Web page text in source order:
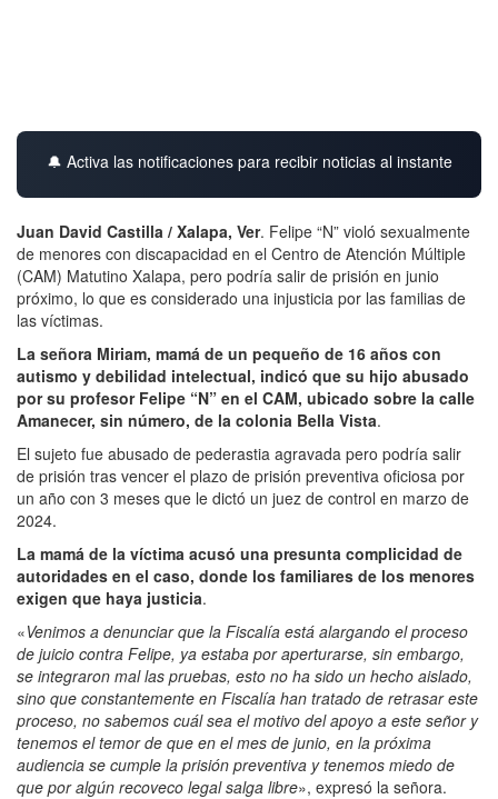
🔔 Activa las notificaciones para recibir noticias al instante
Juan David Castilla / Xalapa, Ver. Felipe “N” violó sexualmente
de menores con discapacidad en el Centro de Atención Múltiple
(CAM) Matutino Xalapa, pero podría salir de prisión en junio
próximo, lo que es considerado una injusticia por las familias de
las víctimas.
La señora Miriam, mamá de un pequeño de 16 años con
autismo y debilidad intelectual, indicó que su hijo abusado
por su profesor Felipe “N” en el CAM, ubicado sobre la calle
Amanecer, sin número, de la colonia Bella Vista.
El sujeto fue abusado de pederastia agravada pero podría salir
de prisión tras vencer el plazo de prisión preventiva oficiosa por
un año con 3 meses que le dictó un juez de control en marzo de
2024.
La mamá de la víctima acusó una presunta complicidad de
autoridades en el caso, donde los familiares de los menores
exigen que haya justicia.
«Venimos a denunciar que la Fiscalía está alargando el proceso
de juicio contra Felipe, ya estaba por aperturarse, sin embargo,
se integraron mal las pruebas, esto no ha sido un hecho aislado,
sino que constantemente en Fiscalía han tratado de retrasar este
proceso, no sabemos cuál sea el motivo del apoyo a este señor y
tenemos el temor de que en el mes de junio, en la próxima
audiencia se cumple la prisión preventiva y tenemos miedo de
que por algún recoveco legal salga libre», expresó la señora.